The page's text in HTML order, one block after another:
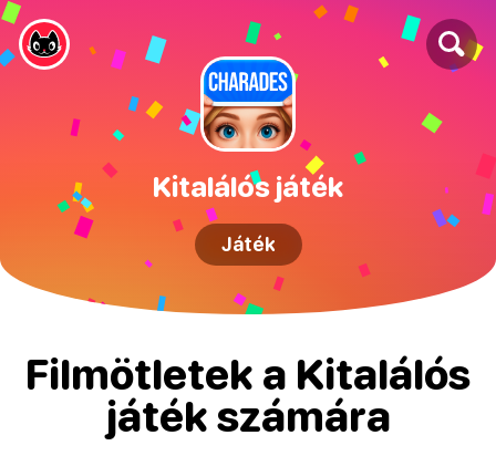
Kitalálós játék
Játék
Filmötletek a Kitalálós
játék számára